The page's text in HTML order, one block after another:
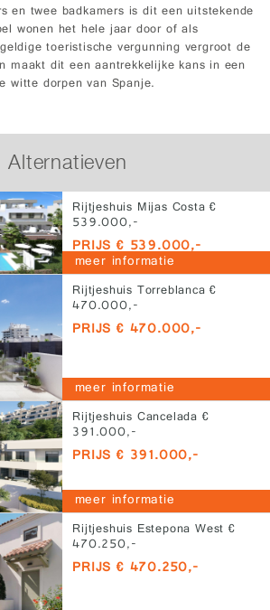
en twee badkamers is dit een uitstekende
wonen het hele jaar door of als
toeristische vergunning vergroot de
maakt dit een aantrekkelijke kans in een
witte dorpen van Spanje.
Alternatieven
Rijtjeshuis Mijas Costa €
539.000,-
PRIJS € 539.000,-
meer informatie
Rijtjeshuis Torreblanca €
470.000,-
PRIJS € 470.000,-
meer informatie
Rijtjeshuis Cancelada €
391.000,-
PRIJS € 391.000,-
meer informatie
Rijtjeshuis Estepona West €
470.250,-
PRIJS € 470.250,-